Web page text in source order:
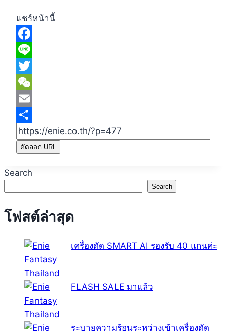
แชร์หน้านี้
Facebook
Line
Twitter
WeChat
Email
Share
คัดลอก URL
Search
Search
โฟสต์ล่าสุด
เครื่องดัด SMART AI รองรับ 40 แกนค่ะ
FLASH SALE มาแล้ว
ระบายความร้อนระหว่างเข้าเครื่องดัด